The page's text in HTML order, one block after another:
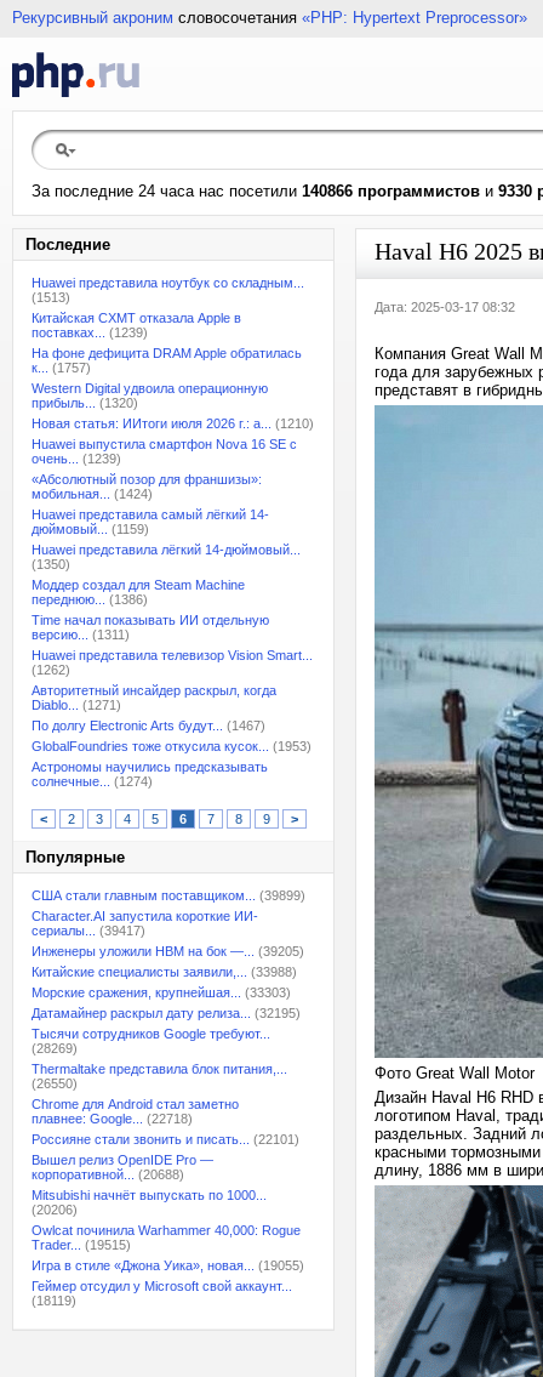
Рекурсивный акроним словосочетания «PHP: Hypertext Preprocessor»
За последние 24 часа нас посетили 140866 программистов и 9330
Последние
Huawei представила ноутбук со складным...
(1513)
Китайская CXMT отказала Apple в
поставках...
(1239)
На фоне дефицита DRAM Apple обратилась
к...
(1757)
Western Digital удвоила операционную
прибыль...
(1320)
Новая статья: ИИтоги июля 2026 г.: а...
(1210)
Huawei выпустила смартфон Nova 16 SE с
очень...
(1239)
«Абсолютный позор для франшизы»:
мобильная...
(1424)
Huawei представила самый лёгкий 14-
дюймовый...
(1159)
Huawei представила лёгкий 14-дюймовый...
(1350)
Моддер создал для Steam Machine
переднюю...
(1386)
Time начал показывать ИИ отдельную
версию...
(1311)
Huawei представила телевизор Vision Smart...
(1262)
Авторитетный инсайдер раскрыл, когда
Diablo...
(1271)
По долгу Electronic Arts будут...
(1467)
GlobalFoundries тоже откусила кусок...
(1953)
Астрономы научились предсказывать
солнечные...
(1274)
< 2 3 4 5 6 7 8 9 >
Популярные
США стали главным поставщиком...
(39899)
Character.AI запустила короткие ИИ-
сериалы...
(39417)
Инженеры уложили HBM на бок —...
(39205)
Китайские специалисты заявили,...
(33988)
Морские сражения, крупнейшая...
(33303)
Датамайнер раскрыл дату релиза...
(32195)
Тысячи сотрудников Google требуют...
(28269)
Thermaltake представила блок питания,...
(26550)
Chrome для Android стал заметно
плавнее: Google...
(22718)
Россияне стали звонить и писать...
(22101)
Вышел релиз OpenIDE Pro —
корпоративной...
(20688)
Mitsubishi начнёт выпускать по 1000...
(20206)
Owlcat починила Warhammer 40,000: Rogue
Trader...
(19515)
Игра в стиле «Джона Уика», новая...
(19055)
Геймер отсудил у Microsoft свой аккаунт...
(18119)
Haval H6 2025
Дата: 2025-03-17 08:32
Компания Great Wall
года для зарубежных
представят в
Фото Great Wall Motor
Дизайн Haval H6 RHD
логотипом Haval,
раздельных. Задний
красными
длину, 1886 мм в